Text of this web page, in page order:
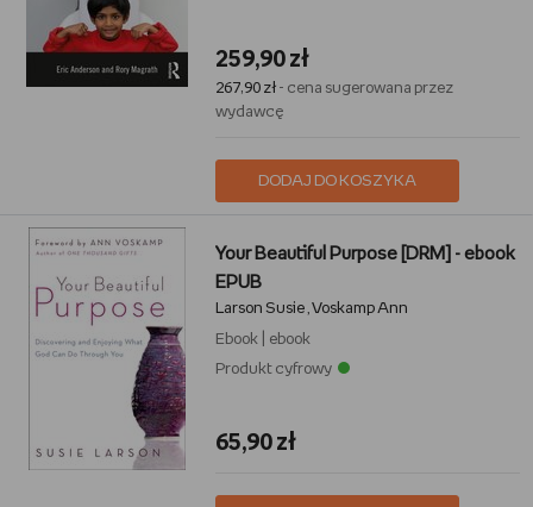
259,90 zł
267,90 zł- cena sugerowana przez
wydawcę
DODAJ DO KOSZYKA
Your Beautiful Purpose [DRM] - ebook
EPUB
Larson Susie Voskamp Ann
Ebook
ebook
Produkt cyfrowy
65,90 zł